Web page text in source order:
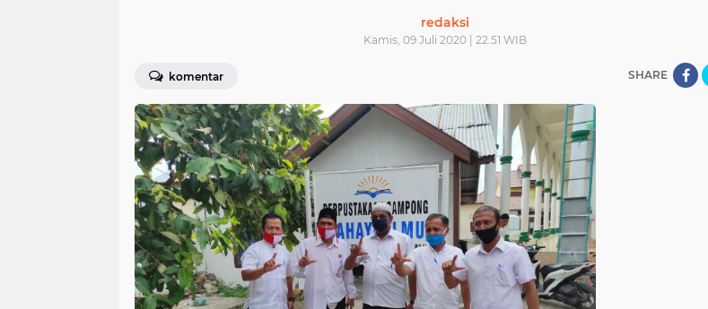
redaksi
Kamis, 09 Juli 2020 | 22.51 WIB
komentar SHARE